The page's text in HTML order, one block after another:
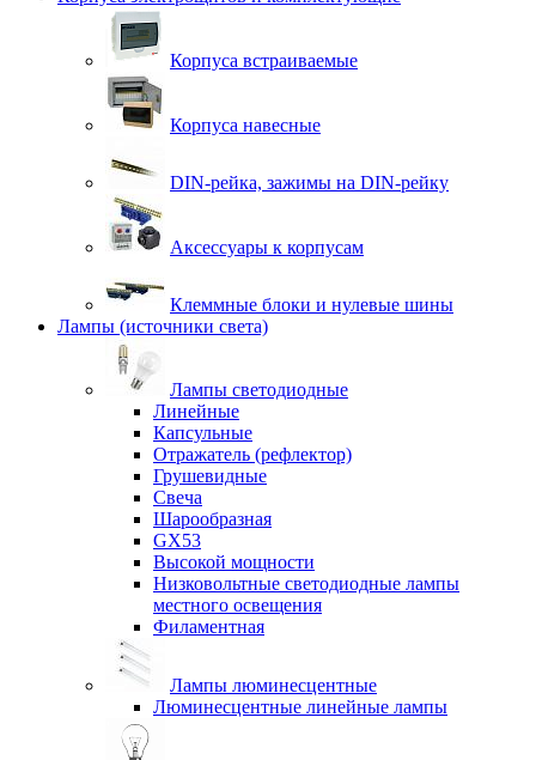
Корпуса встраиваемые
Корпуса навесные
DIN-рейка, зажимы на DIN-рейку
Аксессуары к корпусам
Клеммные блоки и нулевые шины
Лампы (источники света)
Лампы светодиодные
Линейные
Капсульные
Отражатель (рефлектор)
Грушевидные
Свеча
Шарообразная
GX53
Высокой мощности
Низковольтные светодиодные лампы
местного освещения
Филаментная
Лампы люминесцентные
Люминесцентные линейные лампы